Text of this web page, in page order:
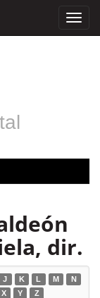
dir.
J K L M
N
X Y Z